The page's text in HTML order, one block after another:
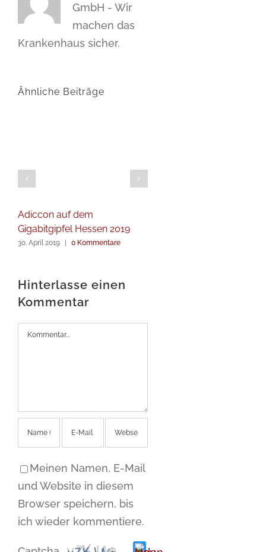
GmbH - Wir
machen das
Krankenhaus sicher.
Ähnliche Beiträge
Adiccon auf dem
Gigabitgipfel Hessen 2019
30. April 2019 0 Kommentare
Hinterlasse einen
Kommentar
Kommentar
Meinen Namen, E-Mail
und Website in diesem
Browser speichern, bis
ich wieder kommentiere.